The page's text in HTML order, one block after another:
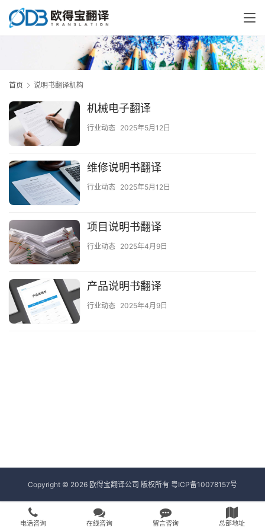
首页 说明书翻译机构
机械电子翻译
行业动态 2025年5月12日
维修说明书翻译
行业动态 2025年5月12日
项目说明书翻译
行业动态 2025年4月9日
产品说明书翻译
行业动态 2025年4月9日
Copyright © 2026 欧得宝翻译公司 版权所有 粤ICP备10078157号
电话咨询 在线咨询 留言咨询 总部地址